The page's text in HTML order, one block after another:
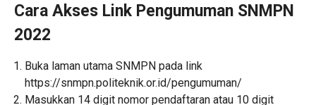
Cara Akses Link Pengumuman SNMPN
2022
Buka laman utama SNMPN pada link
https://snmpn.politeknik.or.id/pengumuman/
Masukkan 14 digit nomor pendaftaran atau 10 digit